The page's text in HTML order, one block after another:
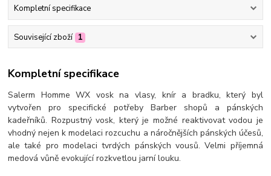
Kompletní specifikace
Související zboží 1
Kompletní specifikace
Salerm Homme WX vosk na vlasy, knír a bradku, který byl
vytvořen pro specifické potřeby Barber shopů a pánských
kadeřníků. Rozpustný vosk, který je možné reaktivovat vodou je
vhodný nejen k modelaci rozcuchu a náročnějších pánských účesů,
ale také pro modelaci tvrdých pánských vousů. Velmi příjemná
medová vůně evokující rozkvetlou jarní louku.